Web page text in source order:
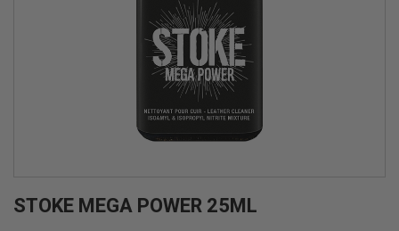
STOKE MEGA POWER 25ML